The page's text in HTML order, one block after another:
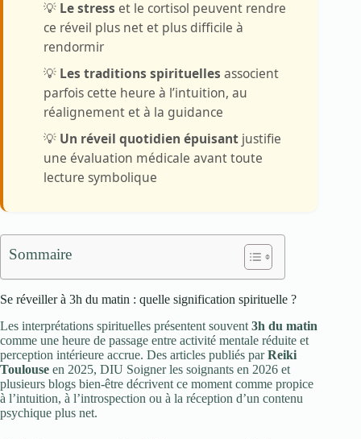
💡 Le stress et le cortisol peuvent rendre
ce réveil plus net et plus difficile à
rendormir
💡 Les traditions spirituelles associent
parfois cette heure à l’intuition, au
réalignement et à la guidance
💡 Un réveil quotidien épuisant justifie
une évaluation médicale avant toute
lecture symbolique
Sommaire
Se réveiller à 3h du matin : quelle signification spirituelle ?
Les interprétations spirituelles présentent souvent 3h du matin
comme une heure de passage entre activité mentale réduite et
perception intérieure accrue. Des articles publiés parReiki
Toulouse en 2025, DIU Soigner les soignants en 2026 et
plusieurs blogs bien-être décrivent ce moment comme propice
à l’intuition, à l’introspection ou à la réception d’un contenu
psychique plus net.